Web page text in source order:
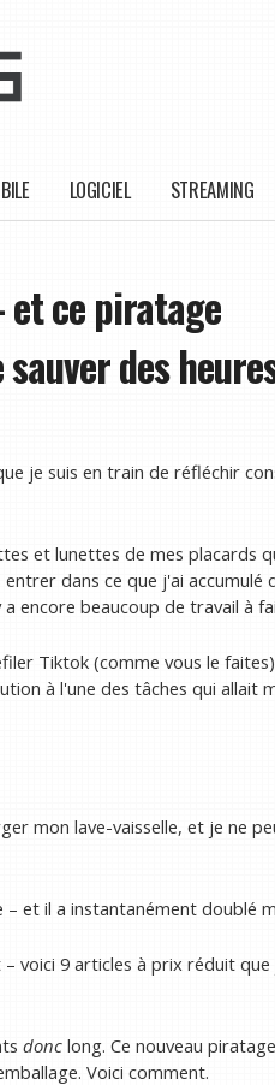
LOGICIEL STREAMING
et ce piratage
des
je suis en train de réfléchir
et lunettes de mes placards
dans ce que j'ai accumulé
encore beaucoup de travail à
Tiktok (comme vous le
à l'une des tâches qui allait
mon lave-vaisselle, et je ne
– et il a instantanément doublé
voici 9 articles à prix réduit que
donc long. Ce nouveau
Voici comment.